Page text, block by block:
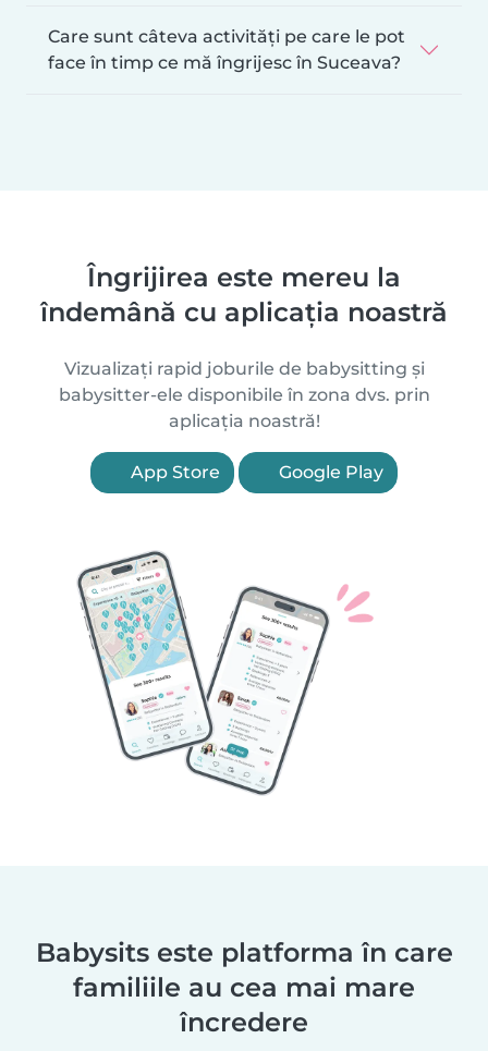
Care sunt câteva activități pe care le pot
face în timp ce mă îngrijesc în Suceava?
Îngrijirea este mereu la
îndemână cu aplicația noastră
Vizualizați rapid joburile de babysitting și
babysitter-ele disponibile în zona dvs. prin
aplicația noastră!
App Store Google Play
Babysits este platforma în care
familiile au cea mai mare
încredere